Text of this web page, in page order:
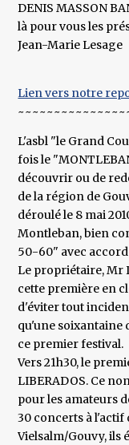
DENIS MASSON
là pour vous les
Jean-Marie Lesage
Lien vers notre
L'asbl "le Grand
fois le
découvrir ou de
de la région de
déroulé le 8 mai
Montleban, bien
50-60" avec
Le propriétaire, Mr
cette première en
d'éviter tout
qu'une soixantaine
ce premier festival.
Vers 21h30, le
LIBERADOS. Ce
pour les amateurs
30 concerts à l'actif
Vielsalm/Gouvy, ils